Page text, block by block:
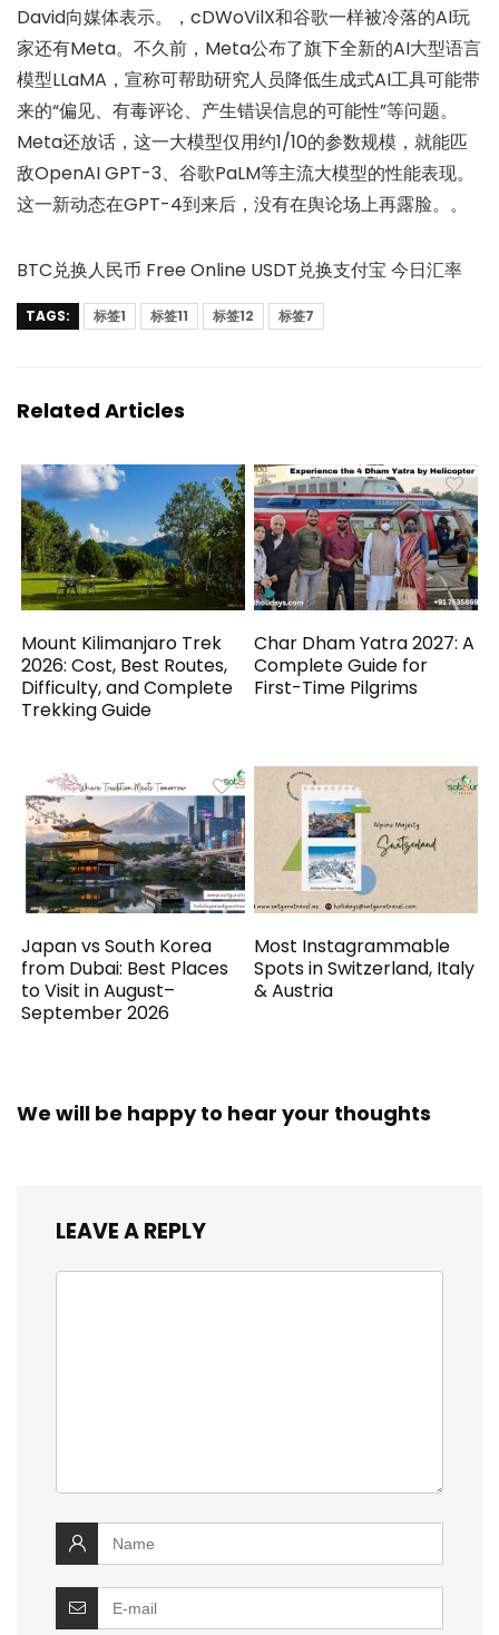
David向媒体表示。，cDWoVilX和谷歌一样被冷落的AI玩
家还有Meta。不久前，Meta公布了旗下全新的AI大型语言
模型LLaMA，宣称可帮助研究人员降低生成式AI工具可能带
来的“偏见、有毒评论、产生错误信息的可能性”等问题。
Meta还放话，这一大模型仅用约1/10的参数规模，就能匹
敌OpenAI GPT-3、谷歌PaLM等主流大模型的性能表现。
这一新动态在GPT-4到来后，没有在舆论场上再露脸。。
BTC兑换人民币 Free Online USDT兑换支付宝 今日汇率
TAGS: 标签1 标签11 标签12 标签7
Related Articles
Mount Kilimanjaro Trek
2026: Cost, Best Routes,
Difficulty, and Complete
Trekking Guide
Char Dham Yatra 2027: A
Complete Guide for
First-Time Pilgrims
Japan vs South Korea
from Dubai: Best Places
to Visit in August–
September 2026
Most Instagrammable
Spots in Switzerland, Italy
& Austria
We will be happy to hear your thoughts
LEAVE A REPLY